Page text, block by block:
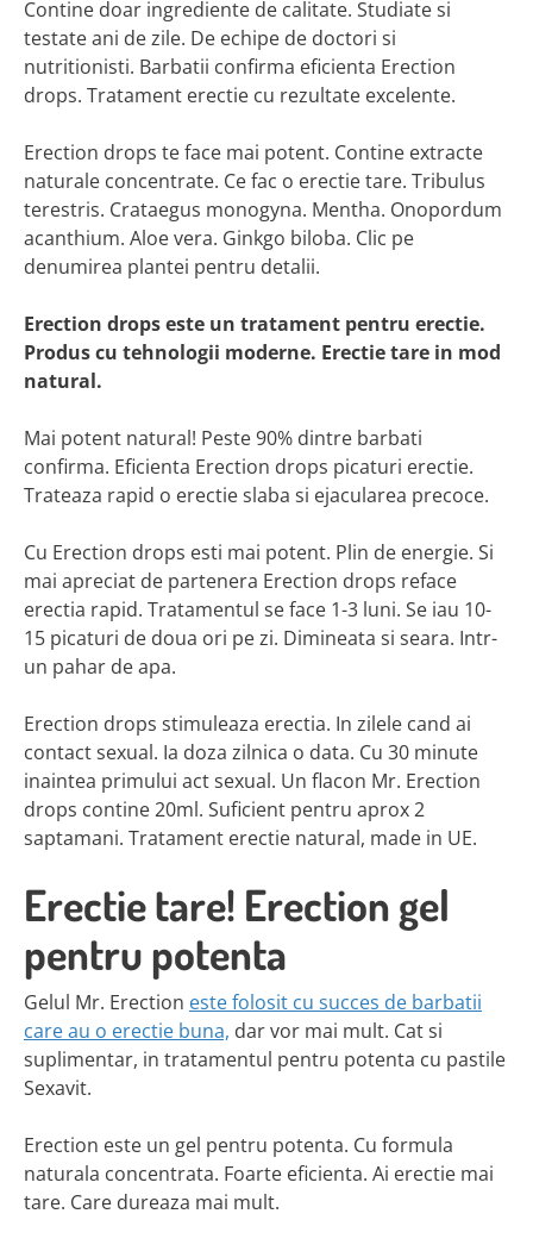
Contine doar ingrediente de calitate. Studiate si
testate ani de zile. De echipe de doctori si
nutritionisti. Barbatii confirma eficienta Erection
drops. Tratament erectie cu rezultate excelente.
Erection drops te face mai potent. Contine extracte
naturale concentrate. Ce fac o erectie tare. Tribulus
terestris. Crataegus monogyna. Mentha. Onopordum
acanthium. Aloe vera. Ginkgo biloba. Clic pe
denumirea plantei pentru detalii.
Erection drops este un tratament pentru erectie.
Produs cu tehnologii moderne. Erectie tare in mod
natural.
Mai potent natural! Peste 90% dintre barbati
confirma. Eficienta Erection drops picaturi erectie.
Trateaza rapid o erectie slaba si ejacularea precoce.
Cu Erection drops esti mai potent. Plin de energie. Si
mai apreciat de partenera Erection drops reface
erectia rapid. Tratamentul se face 1-3 luni. Se iau 10-
15 picaturi de doua ori pe zi. Dimineata si seara. Intr-
un pahar de apa.
Erection drops stimuleaza erectia. In zilele cand ai
contact sexual. Ia doza zilnica o data. Cu 30 minute
inaintea primului act sexual. Un flacon Mr. Erection
drops contine 20ml. Suficient pentru aprox 2
saptamani. Tratament erectie natural, made in UE.
Erectie tare! Erection gel
pentru potenta
Gelul Mr. Erection este folosit cu succes de barbatii
care au o erectie buna, dar vor mai mult. Cat si
suplimentar, in tratamentul pentru potenta cu pastile
Sexavit.
Erection este un gel pentru potenta. Cu formula
naturala concentrata. Foarte eficienta. Ai erectie mai
tare. Care dureaza mai mult.